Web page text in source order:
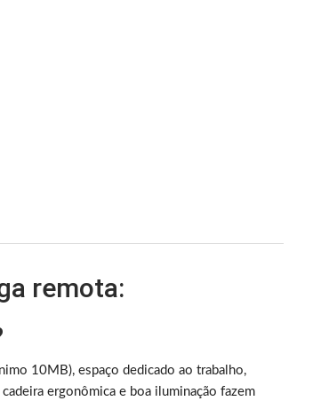
remota:
10MB), espaço dedicado ao trabalho,
ergonômica e boa iluminação fazem